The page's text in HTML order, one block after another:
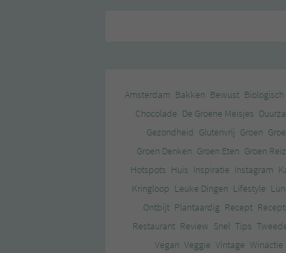
Amsterdam Bakken Bewust Biologisch
Chocolade De Groene Meisjes
Gezondheid Glutenvrij Groen
Groen Denken Groen Eten Groen
Hotspots Huis Inspiratie Instagram
Kringloop Leuke Dingen Lifestyle
Ontbijt Plantaardig Recept
Restaurant Review Snel Tips
Vegan Veggie Vintage Winactie